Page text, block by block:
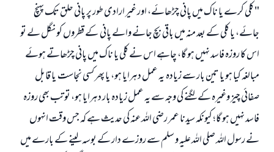
" کلی کرے یا ناک میں پانی چڑھائے، اور غیر ارادی طور پر پانی حلق تک پہنچ
جائے، یا کلی کے بعد منہ میں باقی بچ جانے والے پانی کے قطروں کو نگل لے تو
اس کا روزہ فاسد نہیں ہو گا، چاہے اس نے کلی یا ناک میں پانی چڑھاتے ہوئے
مبالغہ کیا ہو یا تین بار سے زیادہ یہ عمل دہرایا ہو، یا پھر کسی نجاست یا قابل
صفائی چیز وغیرہ کے لگنے کی وجہ سے یہ عمل زیادہ بار دہرایا ہو، تو تب بھی روزہ
فاسد نہیں ہو گا؛ کیونکہ سیدنا عمر رضی اللہ عنہ کی حدیث ہے کہ جس وقت انہوں
نے رسول اللہ صلی اللہ علیہ و سلم سے روزے دار کے بوسہ لینے کے بارے میں